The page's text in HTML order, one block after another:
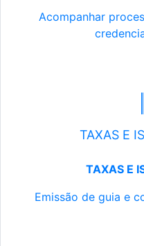
Acompanhar
TAXAS E
TAXAS E
Emissão de guia e